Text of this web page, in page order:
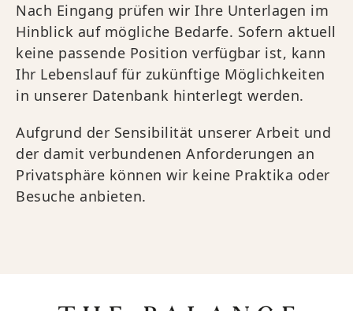
Nach Eingang prüfen wir Ihre Unterlagen im
Hinblick auf mögliche Bedarfe. Sofern aktuell
keine passende Position verfügbar ist, kann
Ihr Lebenslauf für zukünftige Möglichkeiten
in unserer Datenbank hinterlegt werden.
Aufgrund der Sensibilität unserer Arbeit und
der damit verbundenen Anforderungen an
Privatsphäre können wir keine Praktika oder
Besuche anbieten.